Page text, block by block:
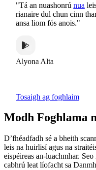
"Tá an nuashonrúnua leis na
rianaire dul chun cinn thar
ansa liom fós anois."
Alyona Alta
Tosaigh ag foghlaim
Modh Foghlama
D’fhéadfadh sé a bheith
leis na huirlisí agus na
eispéireas an-luachmhar.
cabhrú leat líofacht sa